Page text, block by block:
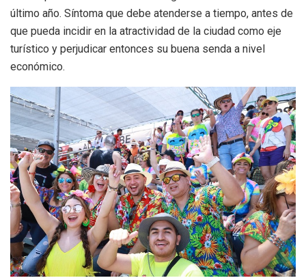
último año. Síntoma que debe atenderse a tiempo, antes de
que pueda incidir en la atractividad de la ciudad como eje
turístico y perjudicar entonces su buena senda a nivel
económico.